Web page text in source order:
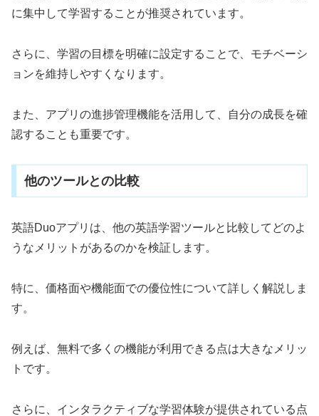
に集中して学習することが推奨されています。
さらに、学習の目標を明確に設定することで、モチベーシ
ョンを維持しやすくなります。
また、アプリの進捗管理機能を活用して、自分の成長を確
認することも重要です。
他のツールとの比較
英語Duoアプリは、他の英語学習ツールと比較してどのよ
うなメリットがあるのかを検証します。
特に、価格面や機能面での優位性について詳しく解説しま
す。
例えば、無料で多くの機能が利用できる点は大きなメリッ
トです。
さらに、インタラクティブな学習体験が提供されている点